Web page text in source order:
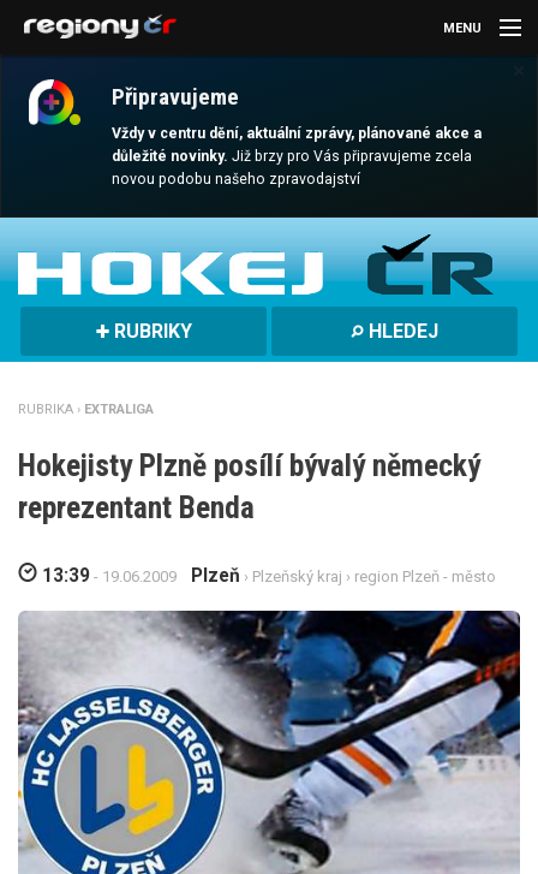
Připravujeme
Vždy v centru dění, aktuální zprávy, plánované akce a
důležité novinky.Již brzy pro Vás připravujeme zcela
novou podobu našeho zpravodajství
MENU
AKTUALITY
RUBRIKY HLEDEJ
RUBRIKA › EXTRALIGA
Hokejisty Plzně posílí bývalý německý
reprezentant Benda
13:39 - 19.06.2009 Plzeň › Plzeňský kraj › region Plzeň - město